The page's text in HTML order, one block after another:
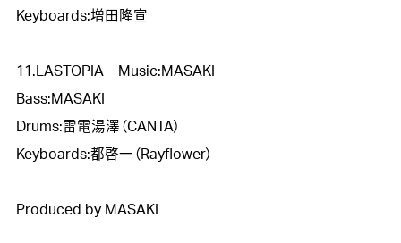
Keyboards:増田隆宣
11.LASTOPIA　Music:MASAKI
Bass:MASAKI
Drums:雷電湯澤（CANTA）
Keyboards:都啓一（Rayflower）
Produced by MASAKI